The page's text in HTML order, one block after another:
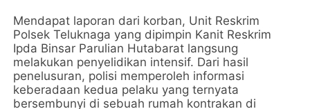
Mendapat laporan dari korban, Unit Reskrim
Polsek Teluknaga yang dipimpin Kanit Reskrim
Ipda Binsar Parulian Hutabarat langsung
melakukan penyelidikan intensif. Dari hasil
penelusuran, polisi memperoleh informasi
keberadaan kedua pelaku yang ternyata
bersembunyi di sebuah rumah kontrakan di